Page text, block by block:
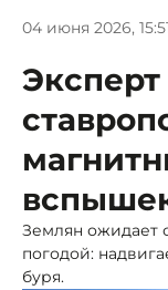
04 июня 2026,
Землян ожидает
погодой:
буря.